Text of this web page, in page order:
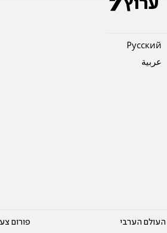
Pусский
عربية
העולם הערבי
פורום